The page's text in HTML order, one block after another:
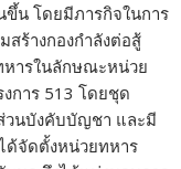
น โดยมีภารกิจในการ
สร้างกองกำลังต่อสู้
หารในลักษณะหน่วย
การ 513 โดยชุด
วนบังคับบัญชา และมี
ด้จัดตั้งหน่วยทหาร